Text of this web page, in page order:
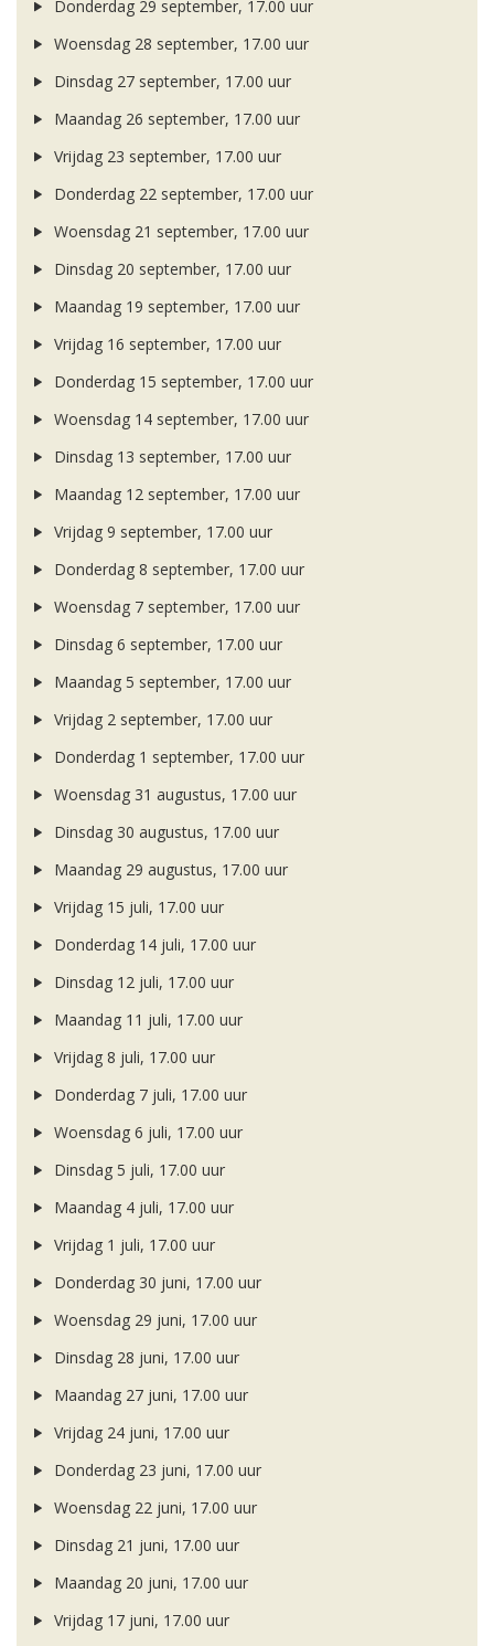
Donderdag 29 september, 17.00 uur
Woensdag 28 september, 17.00 uur
Dinsdag 27 september, 17.00 uur
Maandag 26 september, 17.00 uur
Vrijdag 23 september, 17.00 uur
Donderdag 22 september, 17.00 uur
Woensdag 21 september, 17.00 uur
Dinsdag 20 september, 17.00 uur
Maandag 19 september, 17.00 uur
Vrijdag 16 september, 17.00 uur
Donderdag 15 september, 17.00 uur
Woensdag 14 september, 17.00 uur
Dinsdag 13 september, 17.00 uur
Maandag 12 september, 17.00 uur
Vrijdag 9 september, 17.00 uur
Donderdag 8 september, 17.00 uur
Woensdag 7 september, 17.00 uur
Dinsdag 6 september, 17.00 uur
Maandag 5 september, 17.00 uur
Vrijdag 2 september, 17.00 uur
Donderdag 1 september, 17.00 uur
Woensdag 31 augustus, 17.00 uur
Dinsdag 30 augustus, 17.00 uur
Maandag 29 augustus, 17.00 uur
Vrijdag 15 juli, 17.00 uur
Donderdag 14 juli, 17.00 uur
Dinsdag 12 juli, 17.00 uur
Maandag 11 juli, 17.00 uur
Vrijdag 8 juli, 17.00 uur
Donderdag 7 juli, 17.00 uur
Woensdag 6 juli, 17.00 uur
Dinsdag 5 juli, 17.00 uur
Maandag 4 juli, 17.00 uur
Vrijdag 1 juli, 17.00 uur
Donderdag 30 juni, 17.00 uur
Woensdag 29 juni, 17.00 uur
Dinsdag 28 juni, 17.00 uur
Maandag 27 juni, 17.00 uur
Vrijdag 24 juni, 17.00 uur
Donderdag 23 juni, 17.00 uur
Woensdag 22 juni, 17.00 uur
Dinsdag 21 juni, 17.00 uur
Maandag 20 juni, 17.00 uur
Vrijdag 17 juni, 17.00 uur